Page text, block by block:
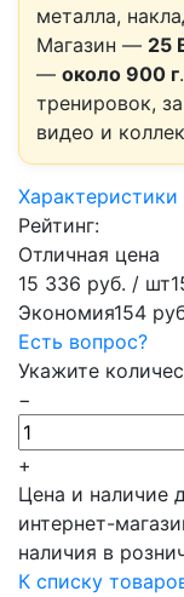
металла,
Магазин — 25
— около 900 г
тренировок,
видео и
Характеристики
Рейтинг:
Отличная цена
15 336 руб. / шт
Экономия154
Есть вопрос?
Укажите
−
+
Цена и наличие
интернет-
наличия в
К списку